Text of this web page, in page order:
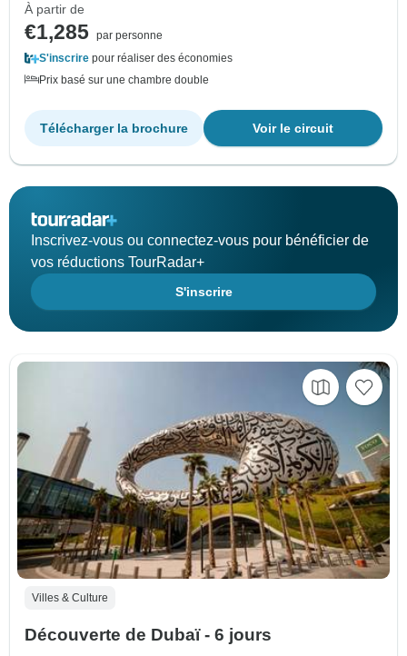
À partir de
€1,285 par personne
S'inscrire pour réaliser des économies
Prix basé sur une chambre double
Voir le circuit
Télécharger la brochure
Inscrivez-vous ou connectez-vous pour bénéficier de
vos réductions TourRadar+
S'inscrire
Villes & Culture
Découverte de Dubaï - 6 jours